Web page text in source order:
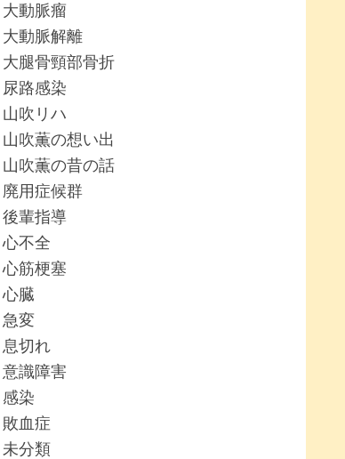
大動脈瘤
大動脈解離
大腿骨頸部骨折
尿路感染
山吹リハ
山吹薫の想い出
山吹薫の昔の話
廃用症候群
後輩指導
心不全
心筋梗塞
心臓
急変
息切れ
意識障害
感染
敗血症
未分類